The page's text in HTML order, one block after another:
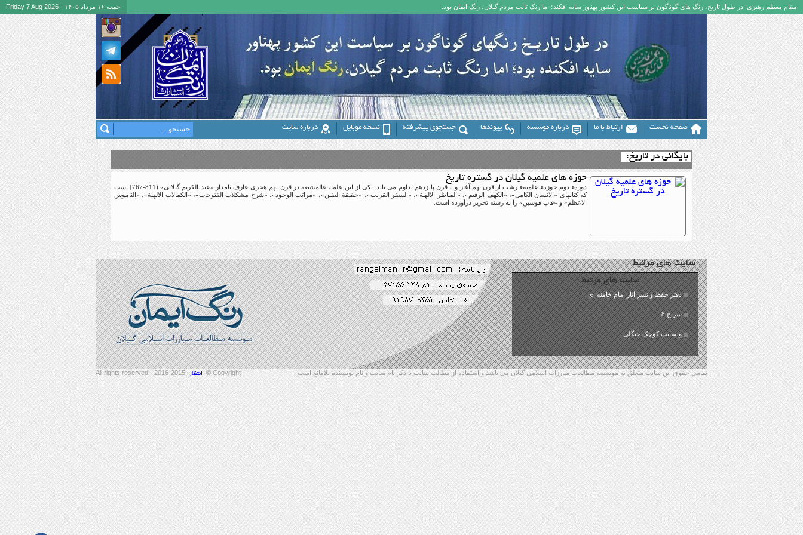
مقام معظم رهبری: در طول تاریخ، رنگ های گوناگون بر سیاست این کشور پهناور سایه افکند؛ اما رنگ ثابت مردم گیلان، رنگ ایمان بود. جمعه ۱۶ مرداد ۱۴۰۵ - Friday 7 Aug 2026
صفحه نخست ارتباط با ما درباره موسسه پیوندها جستجوی پیشرفته نسخه موبایل درباره سایت
بایگانی در تاریخ:
حوزه های علمیه گیلان در گستره تاریخ
دورهء دوم حوزهء علميهء رشت از قرن نهم آغاز و تا قرن پانزدهم تداوم مى‏ يابد. یکی از این علما، عالم‏شيعه در قرن نهم هجرى عارف نامدار «عبد الكريم گيلانى» (811-767) است
كه كتابهاى ‏«الانسان الكامل»، «الكهف الرقيم»، «المناظر الالهية»، «السفر القريب»، «حقيقة اليقين»، «مراتب الوجود»، «شرح مشكلات الفتوحات»، «الكمالات الالهية»، «الناموس
الاعظم» و «قاب قوسين» را به رشته تحرير درآورده است.
سایت های مرتبط
سایت های مرتبط
دفتر حفظ و نشر آثار امام خامنه ای
سراج 8
وبسایت کوچک جنگلی
تمامی حقوق این سایت متعلق به موسسه مطالعات مبارزات اسلامی گیلان می باشد و استفاده از مطالب سایت با ذکر نام سایت و نام نویسنده بلامانع است Copyright © انتظار 2015-2016 - All rights reserved